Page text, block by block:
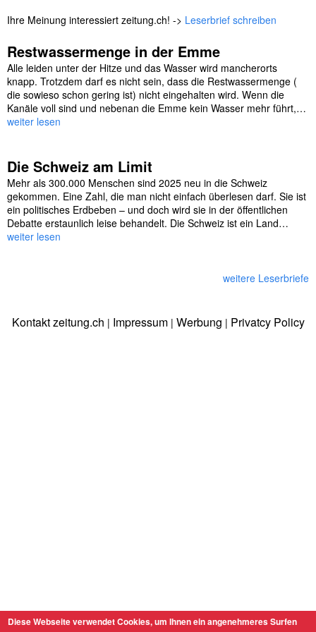
Ihre Meinung interessiert zeitung.ch! -> Leserbrief schreiben
Restwassermenge in der Emme
Alle leiden unter der Hitze und das Wasser wird mancherorts
knapp. Trotzdem darf es nicht sein, dass die Restwassermenge (
die sowieso schon gering ist) nicht eingehalten wird. Wenn die
Kanäle voll sind und nebenan die Emme kein Wasser mehr führt,…
weiter lesen
Die Schweiz am Limit
Mehr als 300.000 Menschen sind 2025 neu in die Schweiz
gekommen. Eine Zahl, die man nicht einfach überlesen darf. Sie ist
ein politisches Erdbeben – und doch wird sie in der öffentlichen
Debatte erstaunlich leise behandelt. Die Schweiz ist ein Land…
weiter lesen
weitere Leserbriefe
Kontakt zeitung.ch | Impressum| Werbung | Privatcy Policy
Diese Webseite verwendet Cookies, um Ihnen ein angenehmeres Surfen